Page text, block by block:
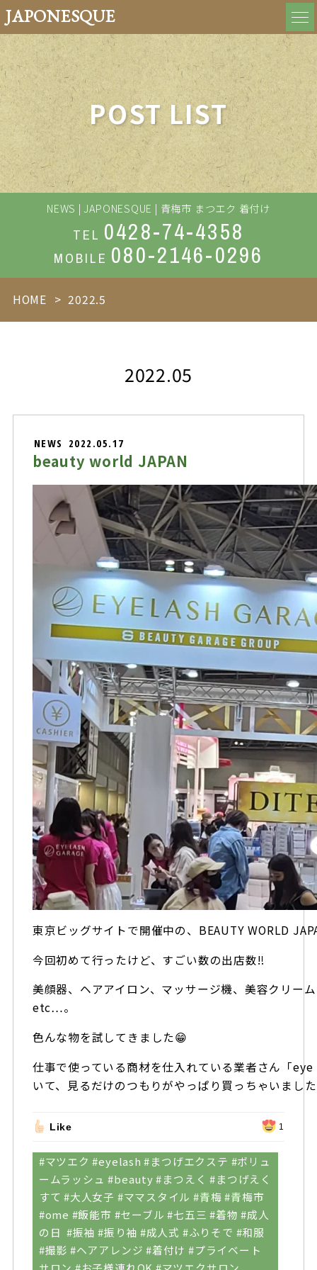
JAPONESQUE
POST LIST
NEWS | JAPONESQUE | 青梅市 まつエク 着付け
TEL 0428-74-4358
MOBILE 080-2146-0296
HOME 2022.5
2022.05
NEWS 2022.05.17
beauty world JAPAN
東京ビッグサイトで開催中の、BEAUTY WORLD
今回初めて行ったけど、すごい数の出店数‼️
美顔器、ヘアアイロン、マッサージ機、美容クリー
etc…。
色んな物を試してきました😁
仕事で使っている商材を仕入れている業者さん「
いて、見るだけのつもりがやっぱり買っちゃい
Like 1
#マツエク #eyelash #まつげエクステ #ボリュ
ームラッシュ #beauty #まつえく #まつげえく
すて #大人女子 #ママスタイル #青梅 #青梅市
#ome #飯能市 #セーブル #七五三 #着物 #成人
の日 #振袖 #振り袖 #成人式 #ふりそで #和服
#撮影 #ヘアアレンジ #着付け #プライベート